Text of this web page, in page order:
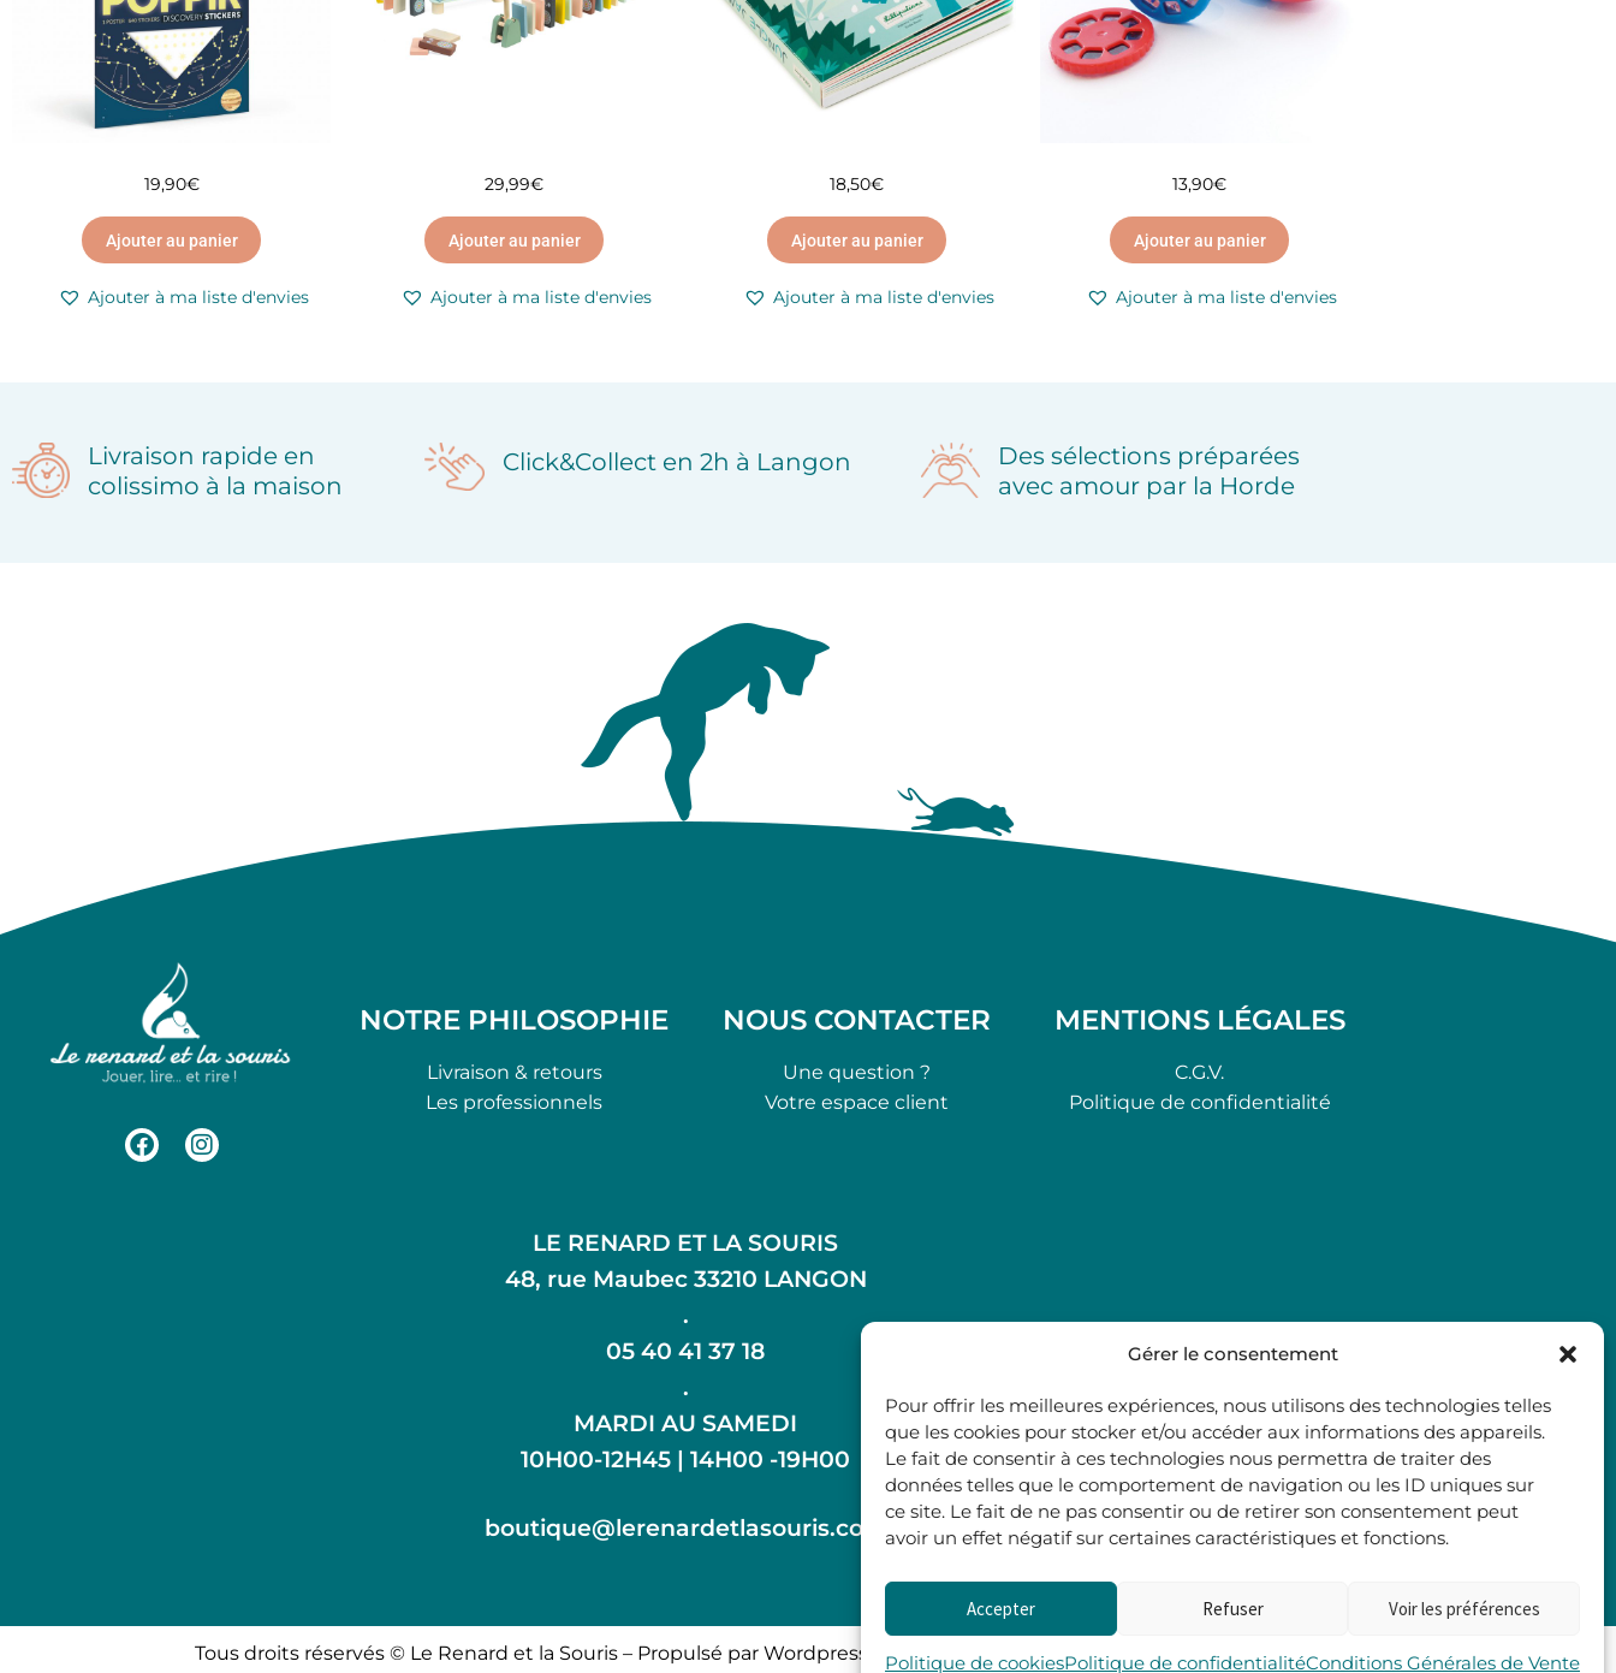
Gérer le consentement
Pour offrir les meilleures expériences, nous utilisons des technologies telles
que les cookies pour stocker et/ou accéder aux informations des appareils.
Le fait de consentir à ces technologies nous permettra de traiter des
données telles que le comportement de navigation ou les ID uniques sur
ce site. Le fait de ne pas consentir ou de retirer son consentement peut
avoir un effet négatif sur certaines caractéristiques et fonctions.
Accepter Refuser Voir les préférences
Politique de cookiesPolitique de confidentialitéConditions Générales de Vente
19,90€
Ajouter au panier
Ajouter à ma liste d'envies
29,99€
Ajouter au panier
Ajouter à ma liste d'envies
18,50€
Ajouter au panier
Ajouter à ma liste d'envies
13,90€
Ajouter au panier
Ajouter à ma liste d'envies
Livraison rapide en
colissimo à la maison
Click&Collect en 2h à Langon
Des sélections préparées
avec amour par la Horde
NOTRE PHILOSOPHIE
Livraison & retours
Les professionnels
NOUS CONTACTER
Une question ?
Votre espace client
MENTIONS LÉGALES
C.G.V.
Politique de confidentialité
LE RENARD ET LA SOURIS
48, rue Maubec 33210 LANGON
.
05 40 41 37 18
.
MARDI AU SAMEDI
10H00-12H45 | 14H00 -19H00
boutique@lerenardetlasouris.com
Tous droits réservés © Le Renard et la Souris – Propulsé par Wordpress & Piloté par l’agence Les 2 Rives